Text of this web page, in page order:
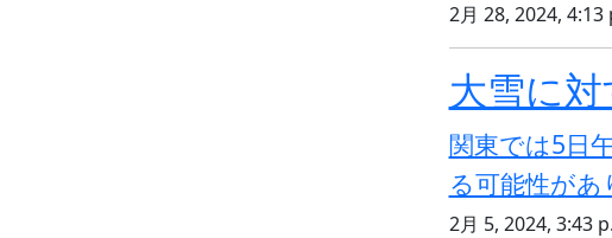
2月 28, 2024, 4:13
大雪に
関東では5日
る可能
2月 5, 2024, 3:43